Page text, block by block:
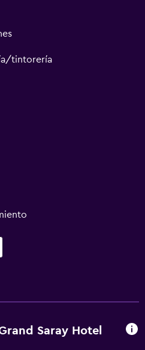
tintorería
Saray Hotel